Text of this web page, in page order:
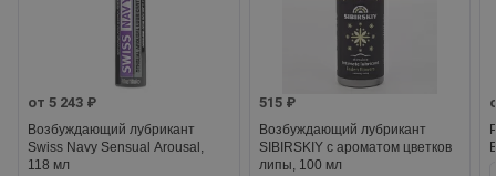
от 5 243 ₽
Возбуждающий лубрикант
Swiss Navy Sensual Arousal,
118 мл
515 ₽
Возбуждающий лубрикант
SIBIRSKIY с ароматом цветков
липы, 100 мл